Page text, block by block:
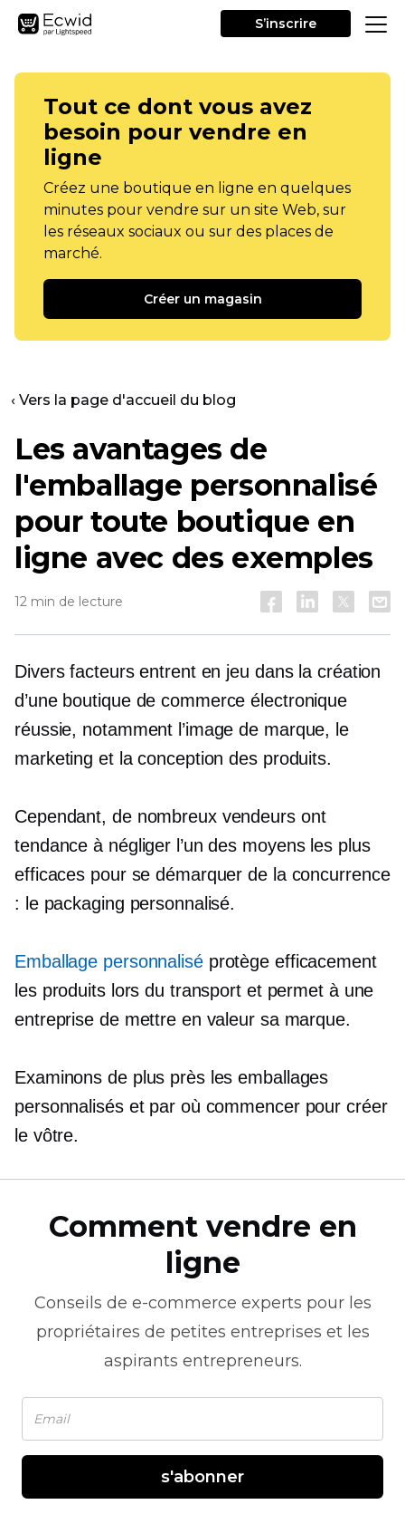
S’inscrire
Tout ce dont vous avez
besoin pour vendre en
ligne
Créez une boutique en ligne en quelques
minutes pour vendre sur un site Web, sur
les réseaux sociaux ou sur des places de
marché.
Créer un magasin
‹ Vers la page d'accueil du blog
Les avantages de
l'emballage personnalisé
pour toute boutique en
ligne avec des exemples
12 min de lecture
Divers facteurs entrent en jeu dans la création
d’une boutique de commerce électronique
réussie, notamment l’image de marque, le
marketing et la conception des produits.
Cependant, de nombreux vendeurs ont
tendance à négliger l’un des moyens les plus
efficaces pour se démarquer de la concurrence
: le packaging personnalisé.
Emballage personnaliséprotège efficacement
les produits lors du transport et permet à une
entreprise de mettre en valeur sa marque.
Examinons de plus près les emballages
personnalisés et par où commencer pour créer
le vôtre.
Comment vendre en
ligne
Conseils de e-commerce experts pour les
propriétaires de petites entreprises et les
aspirants entrepreneurs.
s'abonner